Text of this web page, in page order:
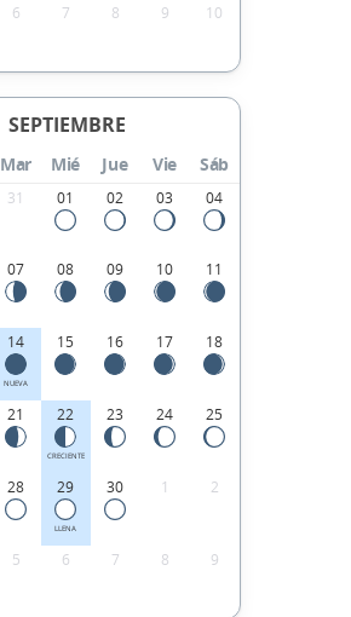
6 7 8 9 10
SEPTIEMBRE
Mar Mié Jue Vie Sáb
31 01 02 03 04
07 08 09 10 11
14
NUEVA
15 16 17 18
21 22
CRECIENTE
23 24 25
28 29
LLENA
30 1 2
5 6 7 8 9